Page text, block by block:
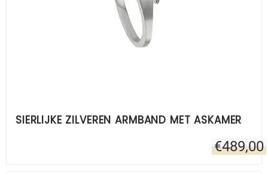
SIERLIJKE ZILVEREN ARMBAND MET ASKAMER
€489,00